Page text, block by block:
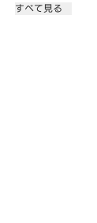
すべて見る